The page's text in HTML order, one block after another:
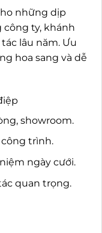
những dịp
ty, khánh
lâu năm. Ưu
hoa sang và dễ
showroom.
trình.
ngày cưới.
quan trọng.